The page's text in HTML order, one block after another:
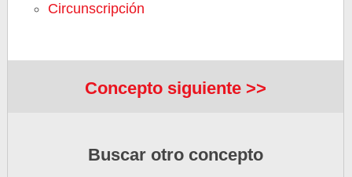
Circunscripción
Concepto siguiente >>
Buscar otro concepto